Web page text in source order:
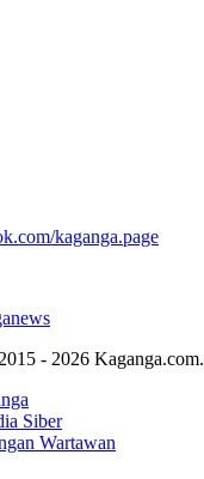
kaganga.page
- 2026 Kaganga.com.
Siber
Wartawan